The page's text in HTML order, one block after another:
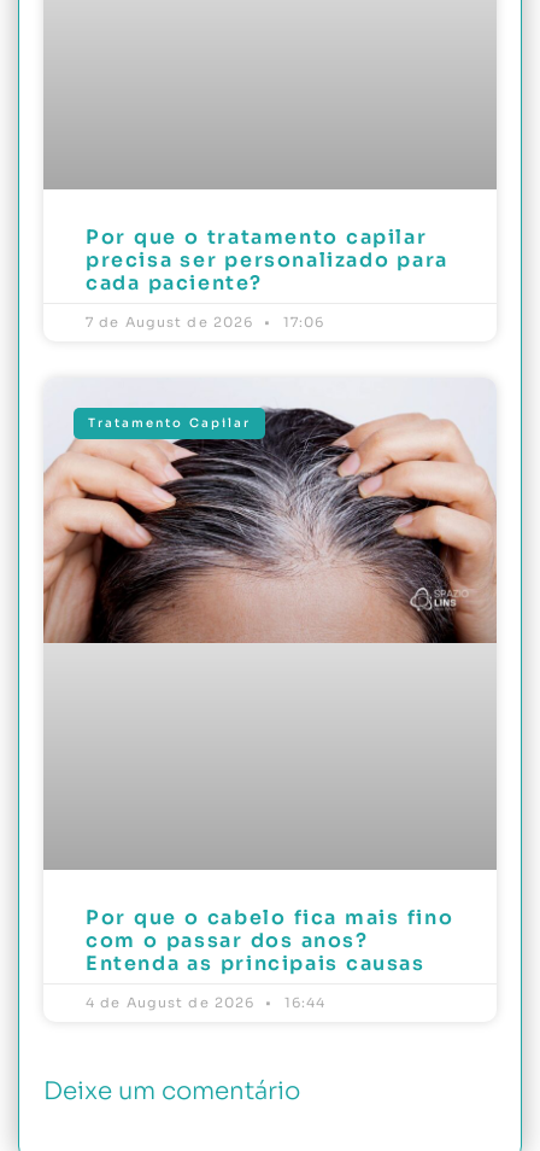
Por que o tratamento capilar
precisa ser personalizado para
cada paciente?
7 de August de 2026 17:06
Tratamento Capilar
Por que o cabelo fica mais fino
com o passar dos anos?
Entenda as principais causas
4 de August de 2026 16:44
Deixe um comentário